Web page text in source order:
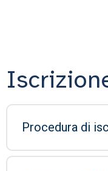
Procedura di